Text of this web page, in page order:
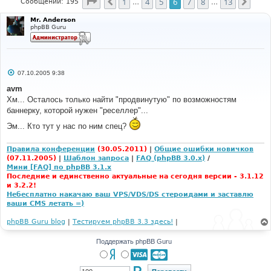
Пред.
Mr. Anderson
phpBB Guru
С
о
б
щ
е
н
е
07.10.2005 9:38
avm
Хм... Осталось только найти "продвинутую" по возможностям
баннерку, которой нужен "реселлер"...
Эм... Кто тут у нас по ним спец?
Правила конференции (30.05.2011) | Общие ошибки новичков
(07.11.2005) | Шаблон запроса | FAQ (phpBB 3.0.x) /
Мини [FAQ] по phpBB 3.1.x
Последние и единственно актуальные на сегодня версии - 3.1.12
и 3.2.2!
Небесплатно накачаю ваш VPS/VDS/DS стероидами и заставлю
ваши CMS летать =)
phpBB Guru blog | Тестируем phpBB 3.3 здесь! |
Поддержать phpBB Guru